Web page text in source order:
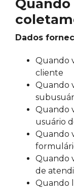
Quando
Dados
Quando
cliente
Quando
Quando
usuário
Quando
Quando
de
Quando